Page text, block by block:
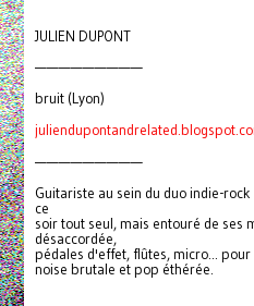
JULIEN DUPONT
—————————
bruit (Lyon)
—————————
Guitariste au sein du duo indie-rock
ce
soir tout seul, mais entouré de ses
désaccordée,
pédales d'effet, flûtes, micro...
noise brutale et pop éthérée.